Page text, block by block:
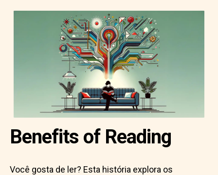
Benefits of Reading
Você gosta de ler? Esta história explora os